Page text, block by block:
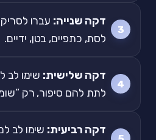
דקה שנייה: עברו
לסת, כתפיים, בטן, ידיים.
דקה שלישית: שימו לב
לתת להם סיפור, רק
דקה רביעית: שימו לב